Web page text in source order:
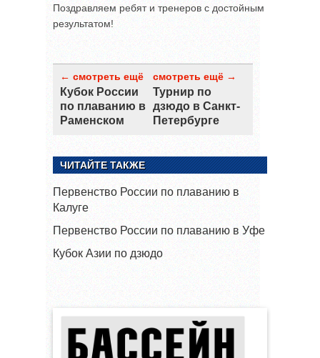
Поздравляем ребят и тренеров с достойным
результатом!
← смотреть ещё
Кубок России
по плаванию в
Раменском
смотреть ещё →
Турнир по
дзюдо в Санкт-
Петербурге
ЧИТАЙТЕ ТАКЖЕ
Первенство России по плаванию в
Калуге
Первенство России по плаванию в Уфе
Кубок Азии по дзюдо